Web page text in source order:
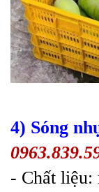
4) Sóng
- Chất liệu: